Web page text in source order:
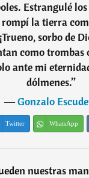
Estrangulé
rompí la tierra
sorbo de
como trombas
ante mi
dólmenes.”
―Gonzalo
Twitter WhatsApp
nuestras